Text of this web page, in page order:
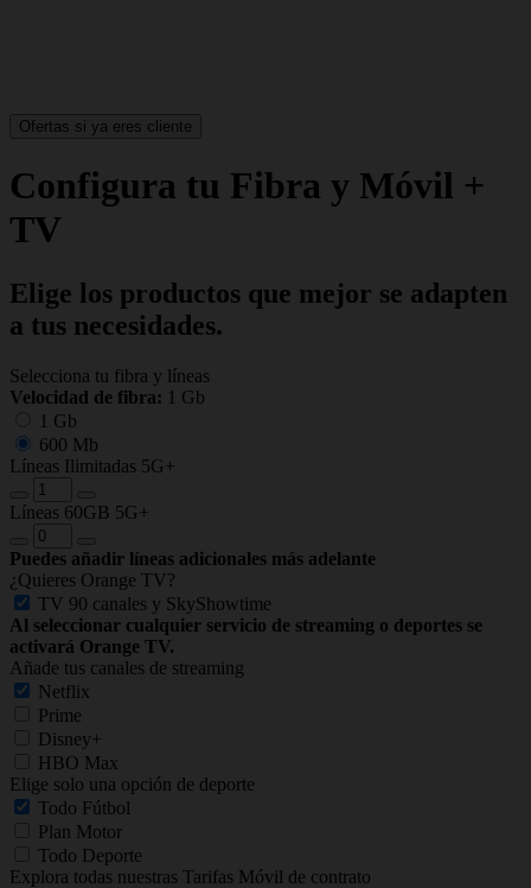
Ofertas si ya eres cliente
Configura tu Fibra y Móvil +
TV
Elige los productos que mejor se adapten
a tus necesidades.
Selecciona tu fibra y líneas
Velocidad de fibra: 1 Gb
1 Gb
600 Mb
Líneas Ilimitadas 5G+
Líneas 60GB 5G+
Puedes añadir líneas adicionales más adelante
¿Quieres Orange TV?
TV 90 canales y SkyShowtime
Al seleccionar cualquier servicio de streaming o deportes se
activará Orange TV.
Añade tus canales de streaming
Netflix
Prime
Disney+
HBO Max
Elige solo una opción de deporte
Todo Fútbol
Plan Motor
Todo Deporte
Explora todas nuestras Tarifas Móvil de contrato